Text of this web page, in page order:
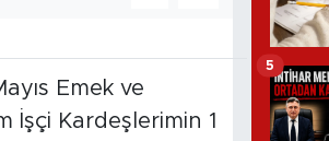
Emek ve
İşçi Kardeşlerimin 1
5